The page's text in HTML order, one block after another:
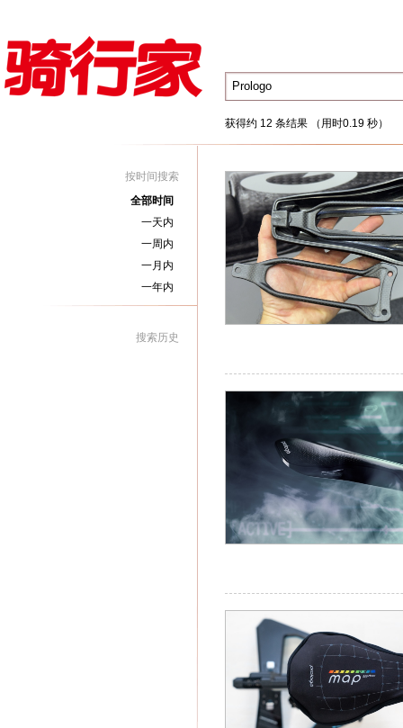
获得约 12 条结果 （用时0.19 秒）
按时间搜索
全部时间
一天内
一周内
一月内
一年内
搜索历史